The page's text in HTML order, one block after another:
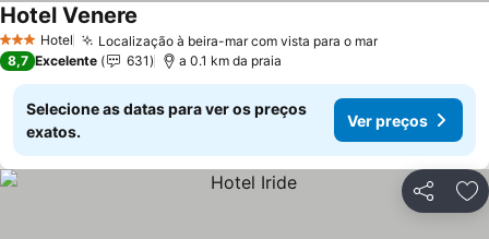
3 EstrelasHotel Localização à beira-mar com vista para o marVer preços
Hotel Venere
8,7 Excelente 631 a 0.1 km da praia
Selecione as datas para ver os preços
exatos.
Ver preços
Partilhar